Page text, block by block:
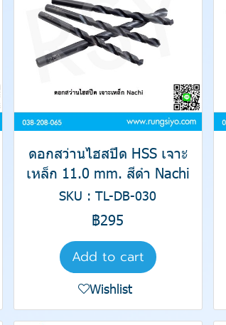
ดอกสว่านไฮสปีด HSS เจาะ
เหล็ก 11.0 mm. สีดำ Nachi
SKU : TL-DB-030
฿295
Add to cart
Wishlist